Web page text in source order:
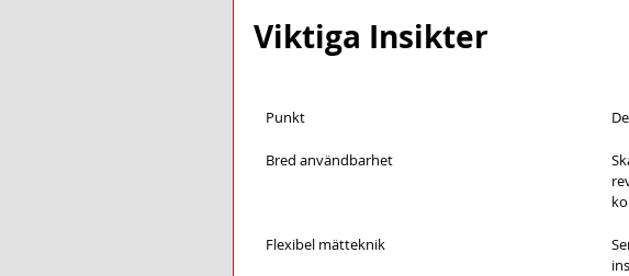
Viktiga Insikter
Punkt
Bred användbarhet
Flexibel mätteknik